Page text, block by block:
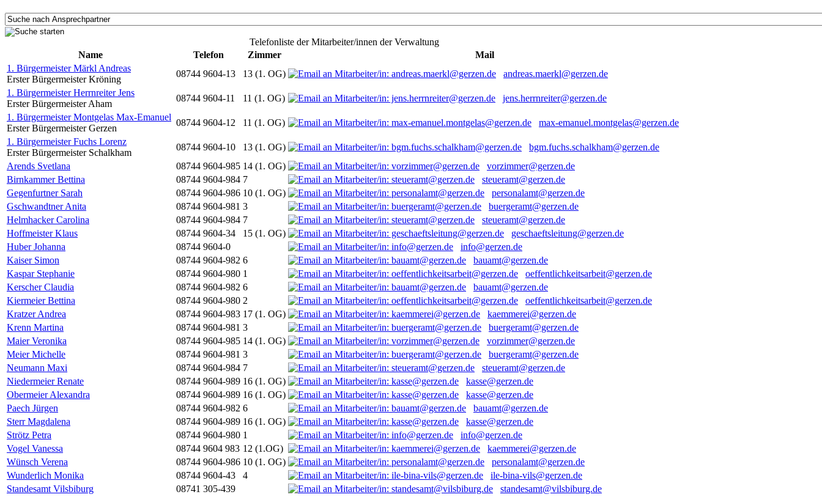
Telefonliste der Mitarbeiter/innen der Verwaltung
Name
Telefon Zimmer
Mail
1. Bürgermeister Märkl Andreas
Erster Bürgermeister Kröning
08744 9604-13 13 (1. OG)
andreas.maerkl@gerzen.de
1. Bürgermeister Herrnreiter Jens
Erster Bürgermeister Aham
08744 9604-11 11 (1. OG)
jens.herrnreiter@gerzen.de
1. Bürgermeister Montgelas Max-Emanuel
Erster Bürgermeister Gerzen
08744 9604-12 11 (1. OG)
max-emanuel.montgelas@gerzen.de
1. Bürgermeister Fuchs Lorenz
Erster Bürgermeister Schalkham
08744 9604-10 13 (1. OG)
bgm.fuchs.schalkham@gerzen.de
Arends Svetlana
08744 9604-985 14 (1. OG)
vorzimmer@gerzen.de
Birnkammer Bettina
08744 9604-984 7
steueramt@gerzen.de
Gegenfurtner Sarah
08744 9604-986 10 (1. OG)
personalamt@gerzen.de
Gschwandtner Anita
08744 9604-981 3
buergeramt@gerzen.de
Helmhacker Carolina
08744 9604-984 7
steueramt@gerzen.de
Hoffmeister Klaus
08744 9604-34 15 (1. OG)
geschaeftsleitung@gerzen.de
Huber Johanna
08744 9604-0
info@gerzen.de
Kaiser Simon
08744 9604-982 6
bauamt@gerzen.de
Kaspar Stephanie
08744 9604-980 1
oeffentlichkeitsarbeit@gerzen.de
Kerscher Claudia
08744 9604-982 6
bauamt@gerzen.de
Kiermeier Bettina
08744 9604-980 2
oeffentlichkeitsarbeit@gerzen.de
Kratzer Andrea
08744 9604-983 17 (1. OG)
kaemmerei@gerzen.de
Krenn Martina
08744 9604-981 3
buergeramt@gerzen.de
Maier Veronika
08744 9604-985 14 (1. OG)
vorzimmer@gerzen.de
Meier Michelle
08744 9604-981 3
buergeramt@gerzen.de
Neumann Maxi
08744 9604-984 7
steueramt@gerzen.de
Niedermeier Renate
08744 9604-989 16 (1. OG)
kasse@gerzen.de
Obermeier Alexandra
08744 9604-989 16 (1. OG)
kasse@gerzen.de
Paech Jürgen
08744 9604-982 6
bauamt@gerzen.de
Sterr Magdalena
08744 9604-989 16 (1. OG)
kasse@gerzen.de
Strötz Petra
08744 9604-980 1
info@gerzen.de
Vogel Vanessa
08744 9604 983 12 (1.OG)
kaemmerei@gerzen.de
Wünsch Verena
08744 9604-986 10 (1. OG)
personalamt@gerzen.de
Wunderlich Monika
08744 9604-43 4
ile-bina-vils@gerzen.de
Standesamt Vilsbiburg
08741 305-439 standesamt@vilsbiburg.de